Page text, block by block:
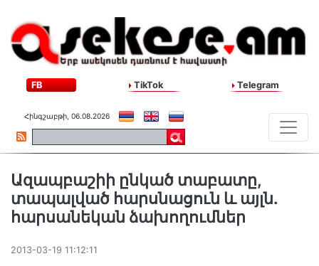
FB TikTok Telegram
Հինգշաբթի, 06.08.2026
Ազապբաշիի ընկած տաբատը,
տապալված հարսնացուն և այլն.
հարսանեկան ձախողումներ
2013-03-19 11:12:11